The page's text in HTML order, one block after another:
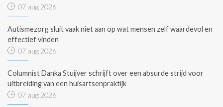
07 aug 2026
Autismezorg sluit vaak niet aan op wat mensen zelf waardevol en
effectief vinden
07 aug 2026
Columnist Danka Stuijver schrijft over een absurde strijd voor
uitbreiding van een huisartsenpraktijk
07 aug 2026